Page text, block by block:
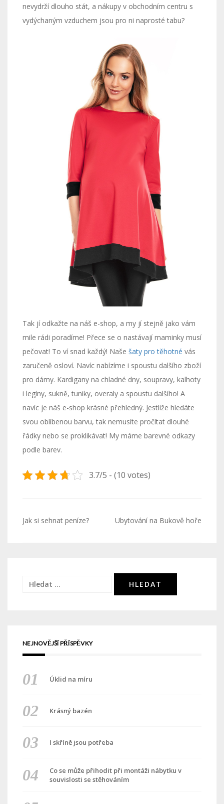
nevydrží dlouho stát, a nákupy v obchodním centru s
vydýchaným vzduchem jsou pro ni naprosté tabu?
Tak jí odkažte na náš e-shop, a my jí stejně jako vám
mile rádi poradíme! Přece se o nastávají maminky musí
pečovat! To ví snad každý! Naše šaty pro těhotné vás
zaručeně osloví. Navíc nabízíme i spoustu dalšího zboží
pro dámy. Kardigany na chladné dny, soupravy, kalhoty
i legíny, sukně, tuniky, overaly a spoustu dalšího! A
navíc je náš e-shop krásné přehledný. Jestliže hledáte
svou oblíbenou barvu, tak nemusíte pročítat dlouhé
řádky nebo se proklikávat! My máme barevné odkazy
podle barev.
3.7/5 - (10 votes)
Navigace
Jak si sehnat peníze? Ubytování na Bukově hoře
Vyhledávání
NEJNOVĚJŠÍ PŘÍSPĚVKY
Úklid na míru
Krásný bazén
I skříně jsou potřeba
Co se může přihodit při montáži nábytku v
souvislosti se stěhováním